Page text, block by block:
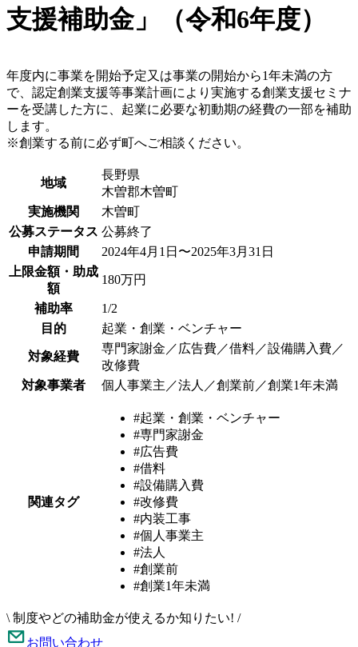
支援補助金」（令和6年度）
年度内に事業を開始予定又は事業の開始から1年未満の方
で、認定創業支援等事業計画により実施する創業支援セミナ
ーを受講した方に、起業に必要な初動期の経費の一部を補助
します。
※創業する前に必ず町へご相談ください。
地域
長野県
木曽郡木曽町
実施機関
木曽町
公募ステータス 公募終了
申請期間
2024年4月1日〜2025年3月31日
上限金額・助成
額
180万円
補助率
1/2
目的
起業・創業・ベンチャー
対象経費
専門家謝金／広告費／借料／設備購入費／
改修費
対象事業者
個人事業主／法人／創業前／創業1年未満
関連タグ
#起業・創業・ベンチャー
#専門家謝金
#広告費
#借料
#設備購入費
#改修費
#内装工事
#個人事業主
#法人
#創業前
#創業1年未満
\ 制度やどの補助金が使えるか知りたい! /
お問い合わせ